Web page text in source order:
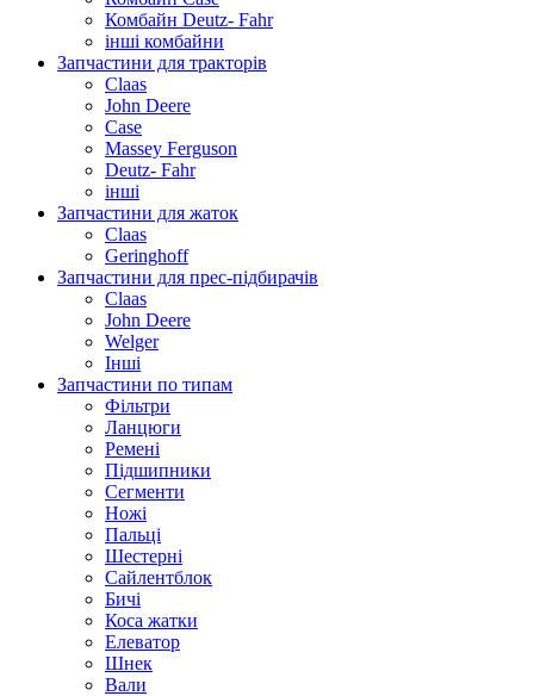
Комбайн Deutz- Fahr
інші комбайни
Запчастини для тракторів
Claas
John Deere
Case
Massey Ferguson
Deutz- Fahr
інші
Запчастини для жаток
Claas
Geringhoff
Запчастини для прес-підбирачів
Claas
John Deere
Welger
Інші
Запчастини по типам
Фільтри
Ланцюги
Ремені
Підшипники
Сегменти
Ножі
Пальці
Шестерні
Сайлентблок
Бичі
Коса жатки
Елеватор
Шнек
Вали